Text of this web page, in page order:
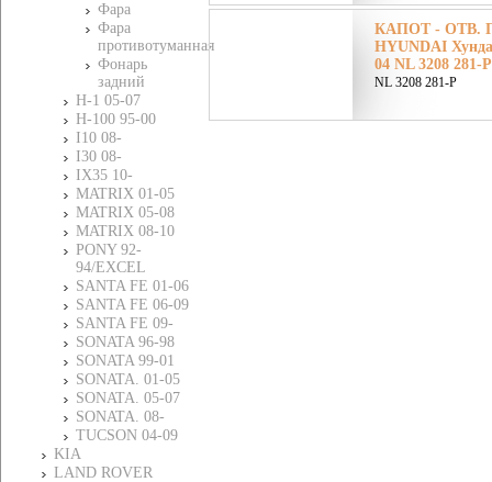
Фара
Фара
противотуманная
Фонарь
задний
H-1 05-07
H-100 95-00
I10 08-
I30 08-
IХ35 10-
MATRIX 01-05
MATRIX 05-08
MATRIX 08-10
PONY 92-
94/EXCEL
SANTA FE 01-06
SANTA FE 06-09
SANTA FE 09-
SONATA 96-98
SONATA 99-01
SONATA. 01-05
SONATA. 05-07
SONATA. 08-
TUCSON 04-09
KIA
LAND ROVER
КАПОТ - ОТВ.
HYUNDAI
04 NL 3208 281-P
NL 3208 281-P